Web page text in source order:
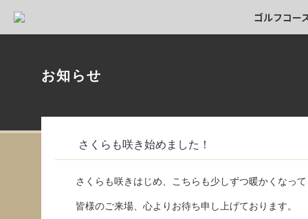
ゴルフコー
お知らせ
さくらも咲き始めました！
さくらも咲きはじめ、こちらも少しずつ暖かくなっ
皆様のご来場、心よりお待ち申し上げております。